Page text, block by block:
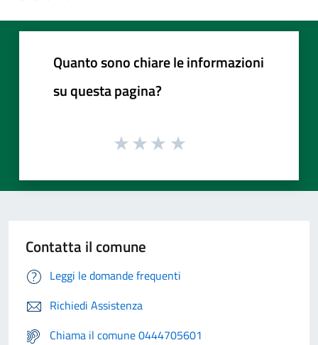
Quanto sono chiare le informazioni
su questa pagina?
Contatta il comune
Leggi le domande frequenti
Richiedi Assistenza
Chiama il comune 0444705601